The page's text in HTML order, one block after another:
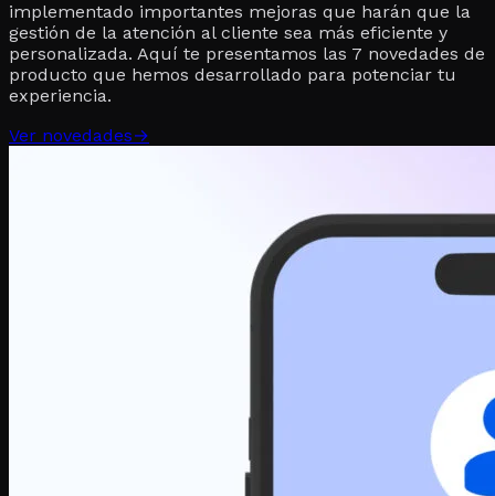
implementado importantes mejoras que harán que la
gestión de la atención al cliente sea más eficiente y
personalizada. Aquí te presentamos las 7 novedades de
producto que hemos desarrollado para potenciar tu
experiencia.
Ver novedades→